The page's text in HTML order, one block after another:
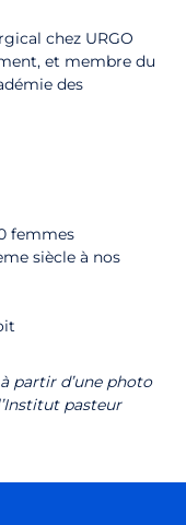
chez URGO
et membre du
des
femmes
siècle à nos
partir d’une photo
pasteur